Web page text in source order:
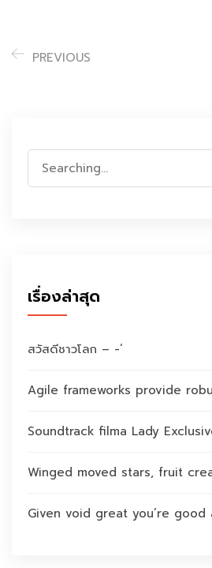
PREVIOUS
for:
เรื่องล่าสุด
สวัสดีชาวโลก – -‘
Agile frameworks provide
Soundtrack filma Lady
Winged moved stars, fruit
Given void great you’re good